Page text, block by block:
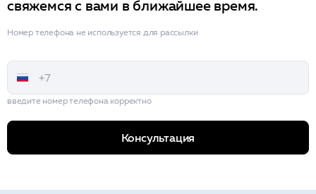
свяжемся с вами в ближайшее время.
Номер телефона не используется для рассылки
введите номер телефона корректно
Консультация